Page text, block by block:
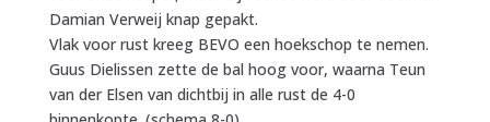
Damian Verweij knap gepakt.
Vlak voor rust kreeg BEVO een hoekschop te nemen.
Guus Dielissen zette de bal hoog voor, waarna Teun
van der Elsen van dichtbij in alle rust de 4-0